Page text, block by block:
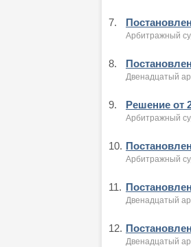
7.
Арбитражный
8.
Двенадцатый
9. Решение от
Арбитражный
10.
Арбитражный
11.
Двенадцатый
12.
Двенадцатый